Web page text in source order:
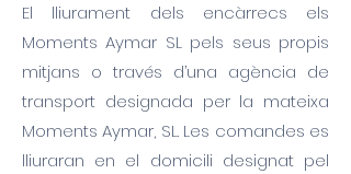
El lliurament dels encàrrecs els
Moments Aymar SL pels seus propis
mitjans o través d’una agència de
transport designada per la mateixa
Moments Aymar, SL. Les comandes es
lliuraran en el domicili designat pel